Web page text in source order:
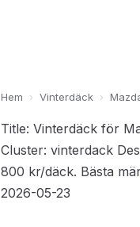
Hem › Vinterdäck ›
Title: Vinterdäck för
Cluster: vinterdack
800 kr/däck. Bästa
2026-05-23